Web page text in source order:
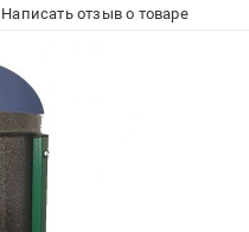
Написать отзыв о товаре